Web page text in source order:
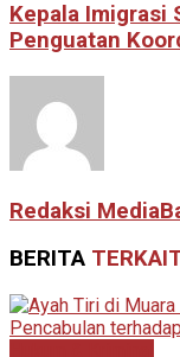
Kepala Imigrasi
Penguatan
Redaksi
BERITA